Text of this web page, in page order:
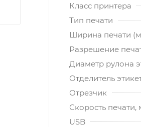
Класс принтера
Тип печати
Ширина печати
Разрешение
Диаметр рулона
Отделитель
Отрезчик
Скорость печати,
USB